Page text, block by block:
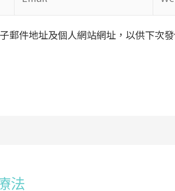
郵件地址及個人網站網址，以供下次
法